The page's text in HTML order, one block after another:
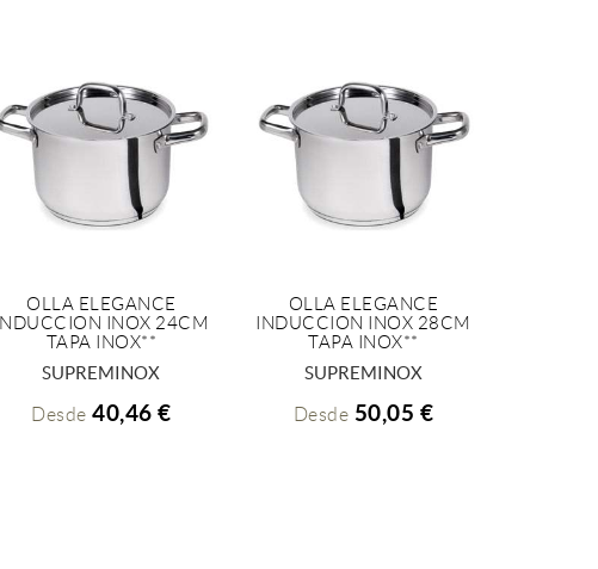
+ INFO
OLLA ELEGANCE
INDUCCION INOX 24CM
TAPA INOX**
SUPREMINOX
Desde 40,46 €
+ INFO
OLLA ELEGANCE
INDUCCION INOX 28CM
TAPA INOX**
SUPREMINOX
Desde 50,05 €